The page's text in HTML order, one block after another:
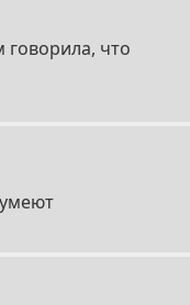
говорила, что